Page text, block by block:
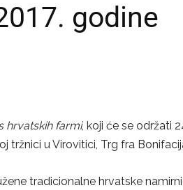
godine
hrvatskih farmi, koji će se održati
u Virovitici, Trg fra
tradicionalne hrvatske